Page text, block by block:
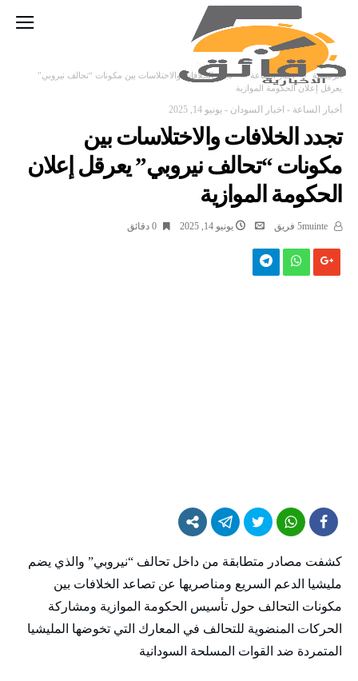
‫الرئيسية‬ أخبار الساعة
تجدد الخلافات والاختلاسات بين مكونات “تحالف نيروبي”
يعرقل إعلان الحكومة الموازية
أخبار الساعة - اخبار السودان - يونيو 14, 2025
تجدد الخلافات والاختلاسات بين
مكونات “تحالف نيروبي” يعرقل إعلان
الحكومة الموازية
يونيو 14, 2025 0 ‫دقائق‬
كشفت مصادر متطابقة من داخل تحالف “نيروبي” والذي يضم
مليشيا الدعم السريع ومناصريها عن تصاعد الخلافات بين
مكونات التحالف حول تأسيس الحكومة الموازية ومشاركة
الحركات المنضوية للتحالف في المعارك التي تخوضها المليشيا
المتمردة ضد القوات المسلحة السودانية